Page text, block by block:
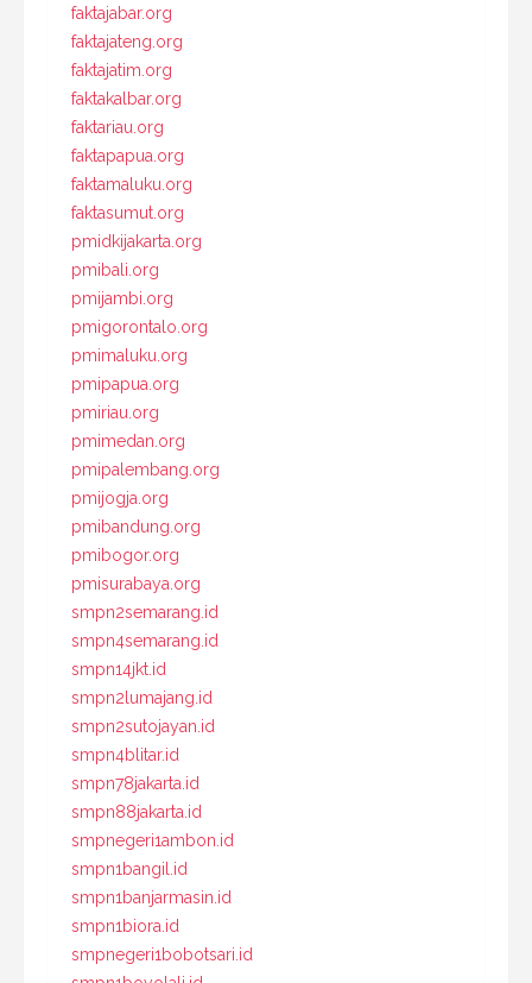
faktajabar.org
faktajateng.org
faktajatim.org
faktakalbar.org
faktariau.org
faktapapua.org
faktamaluku.org
faktasumut.org
pmidkijakarta.org
pmibali.org
pmijambi.org
pmigorontalo.org
pmimaluku.org
pmipapua.org
pmiriau.org
pmimedan.org
pmipalembang.org
pmijogja.org
pmibandung.org
pmibogor.org
pmisurabaya.org
smpn2semarang.id
smpn4semarang.id
smpn14jkt.id
smpn2lumajang.id
smpn2sutojayan.id
smpn4blitar.id
smpn78jakarta.id
smpn88jakarta.id
smpnegeri1ambon.id
smpn1bangil.id
smpn1banjarmasin.id
smpn1biora.id
smpnegeri1bobotsari.id